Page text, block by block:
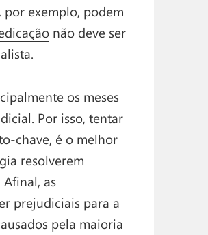
por exemplo, podem
não deve ser
os meses
Por isso, tentar
chave, é o melhor
resolverem
as
prejudiciais para a
pela maioria